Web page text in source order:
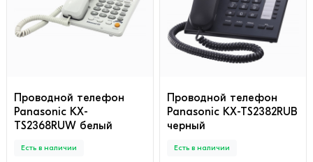
Проводной телефон
Panasonic KX-
TS2368RUW белый
Есть в наличии
Проводной телефон
Panasonic KX-TS2382RUB
черный
Есть в наличии